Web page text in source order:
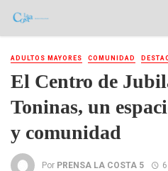
ADULTOS MAYORES COMUNIDAD
El Centro de
Toninas, un
y comunidad
Por PRENSA LA COSTA 5